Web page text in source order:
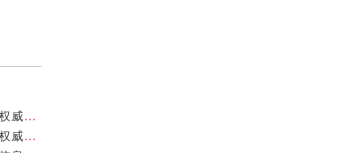
成都天梭官方售后服务中心｜最新维修地址与客服电话权威信息公示（2026年7月最新）
成都天梭官方售后服务中心｜全部网点地址与售后热线权威信息公示（2026年7月最新）